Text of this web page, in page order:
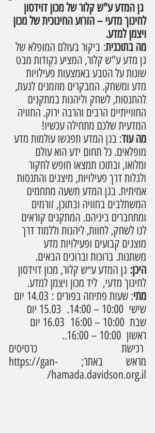
גן המדע ע"ש קלור של מכון דוידסון
לחינוך מדעי – הזרוע החינוכית של מכון
ויצמן למדע.
מה בתוכנית: ביקור בעולם המופלא של
גן מדע ע"ש קלור, המציע נקודות מבט
שונות על הטבע באמצעות פעילויות
מדע ומשחק. המבקרים מוזמנים לגעת,
להתנסות, לשחק וליהנות במתקנים
החווייתיים הרבים והרבה ירוק. החוויה
המדעית שלכם מתחילה עכשיו!
מה עוד: בגן המדע תפגשו עולמות מדע
מופלאים. כל תחום ידע הוא עולם
ומלואו, ובתוכו תמצאו חופש לחקור
ולגלות דרך פעילויות, מיצגים והתנסות
אמיתית. בגן המדע תשעה מתחמים
המשתלבים בחוויה ובתוכן, זורמים
ומתחברים ביניהם. המתקנים קוראים
לנו לשחק, לחוות, ליהנות וללמוד דרך
מוצגים קבועים ופעילויות מדע
משתנות. ברוכות וברוכים הבאים.
היכן: גן המדע ע״ש קלור, מכון דוידסון
לחינוך מדעי,  ליד מכון ויצמן למדע.
מתי
: שעות פתיחה בפורים : 14.03 יום
שישי  10:00 – 14:00.  15.03 יום
שבת  10:00 – 16:00  16.03 יום
ראשון  10:00 – 16:00..
מראש באתר; https://gan-
hamada.davidson.org.il/